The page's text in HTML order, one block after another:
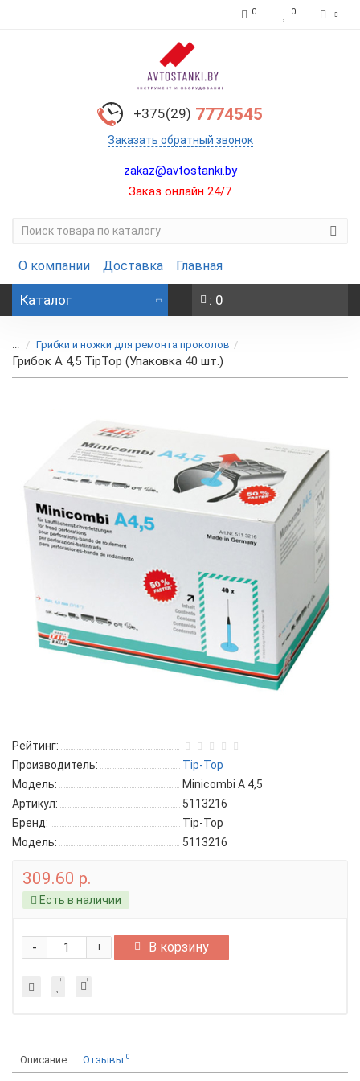
0 0
+375(29) 7774545
Заказать обратный звонок
zakaz@avtostanki.by
Заказ онлайн 24/7
О компании Доставка Главная
Каталог : 0
... Грибки и ножки для ремонта проколов
Грибок А 4,5 TipTop (Упаковка 40 шт.)
Рейтинг:
Производитель:
Tip-Top
Модель:
Minicombi А 4,5
Артикул:
5113216
Бренд:
Tip-Top
Модель:
5113216
309.60 р.
Есть в наличии
+
- В корзину
Описание Отзывы 0